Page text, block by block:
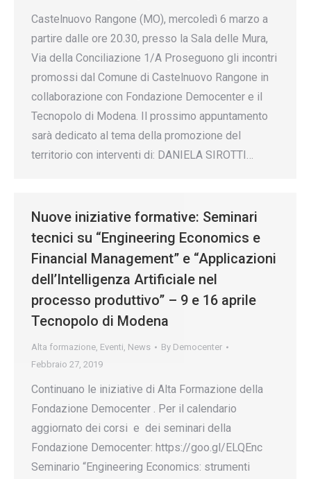
Castelnuovo Rangone (MO), mercoledì 6 marzo a
partire dalle ore 20.30, presso la Sala delle Mura,
Via della Conciliazione 1/A Proseguono gli incontri
promossi dal Comune di Castelnuovo Rangone in
collaborazione con Fondazione Democenter e il
Tecnopolo di Modena. Il prossimo appuntamento
sarà dedicato al tema della promozione del
territorio con interventi di: DANIELA SIROTTI…
Nuove iniziative formative: Seminari
tecnici su “Engineering Economics e
Financial Management” e “Applicazioni
dell’Intelligenza Artificiale nel
processo produttivo” – 9 e 16 aprile
Tecnopolo di Modena
Alta formazione, Eventi, News By Democenter
Febbraio 27, 2019
Continuano le iniziative di Alta Formazione della
Fondazione Democenter . Per il calendario
aggiornato dei corsi e dei seminari della
Fondazione Democenter: https://goo.gl/ELQEnc
Seminario “Engineering Economics: strumenti